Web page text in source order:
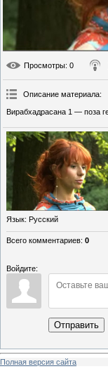
Просмотры: 0
Описание материала:
Вирабхадрасана 1 — поза
Язык: Русский
Всего комментариев: 0
Войдите:
Отправить
Полная версия сайта